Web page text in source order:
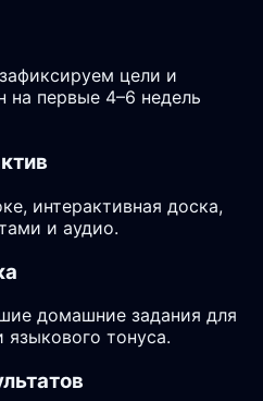
цели и
на первые 4–6 недель
интерактивная доска,
и аудио.
домашние задания для
тонуса.